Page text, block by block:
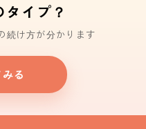
イプ？
続け方が分かります
る